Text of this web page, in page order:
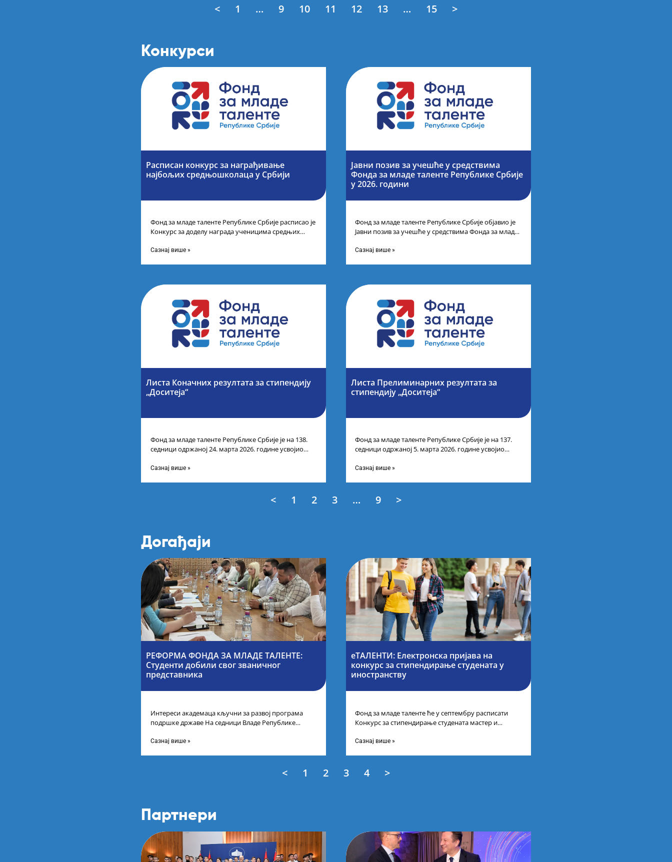
< 1 … 9 10 11 12 13 … 15 >
Конкурси
Расписан конкурс за награђивање
најбољих средњошколаца у Србији
Фонд за младе таленте Републике Србије расписао је
Конкурс за доделу награда ученицима средњих
Сазнај више »
Јавни позив за учешће у средствима
Фонда за младе таленте Републике Србије
у 2026. години
Фонд за младе таленте Републике Србије објавио је
Јавни позив за учешће у средствима Фонда за младе
Сазнај више »
Листа Коначних резултата за стипендију
„Доситеја“
Фонд за младе таленте Републике Србије је на 138.
седници одржаној 24. марта 2026. године усвојио
Сазнај више »
Листа Прелиминарних резултата за
стипендију „Доситеја“
Фонд за младе таленте Републике Србије је на 137.
седници одржаној 5. марта 2026. године усвојио
Сазнај више »
< 1 2 3 … 9 >
Догађаји
РЕФОРМА ФОНДА ЗА МЛАДЕ ТАЛЕНТЕ:
Студенти добили свог званичног
представника
Интереси академаца кључни за развој програма
подршке државе На седници Владе Републике
Сазнај више »
еТАЛЕНТИ: Електронска пријава на
конкурс за стипендирање студената у
иностранству
Фонд за младе таленте ће у септембру расписати
Конкурс за стипендирање студената мастер и
Сазнај више »
< 1 2 3 4 >
Партнери